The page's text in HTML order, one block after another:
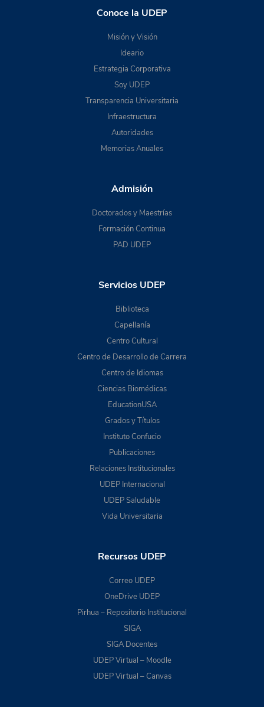
Conoce la UDEP
Misión y Visión
Ideario
Estrategia Corporativa
Soy UDEP
Transparencia Universitaria
Infraestructura
Autoridades
Memorias Anuales
Admisión
Doctorados y Maestrías
Formación Continua
PAD UDEP
Servicios UDEP
Biblioteca
Capellanía
Centro Cultural
Centro de Desarrollo de Carrera
Centro de Idiomas
Ciencias Biomédicas
EducationUSA
Grados y Títulos
Instituto Confucio
Publicaciones
Relaciones Institucionales
UDEP Internacional
UDEP Saludable
Vida Universitaria
Recursos UDEP
Correo UDEP
OneDrive UDEP
Pirhua – Repositorio Institucional
SIGA
SIGA Docentes
UDEP Virtual – Moodle
UDEP Virtual – Canvas